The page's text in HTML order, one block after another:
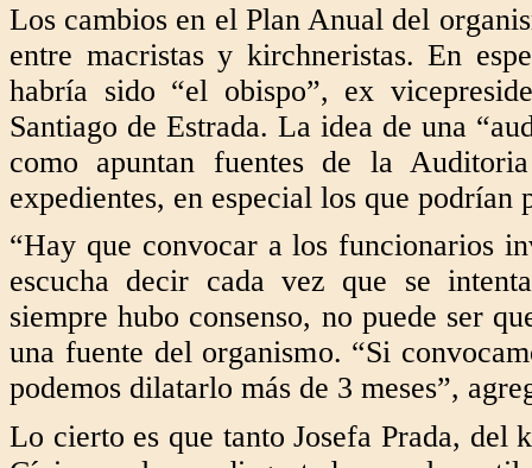
Los cambios en el Plan Anual del
entre macristas y kirchneristas. En
habría sido “el obispo”, ex
Santiago de Estrada. La idea de una
como apuntan fuentes de la
expedientes, en especial los que
“Hay que convocar a los funcionarios
escucha decir cada vez que se
siempre hubo consenso, no puede ser
una fuente del organismo. “Si
podemos dilatarlo más de 3 meses”,
Lo cierto es que tanto Josefa Prada,